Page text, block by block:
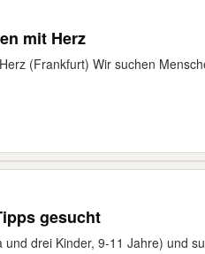
mit Herz
(Frankfurt) Wir suchen
gesucht
drei Kinder, 9-11 Jahre) und